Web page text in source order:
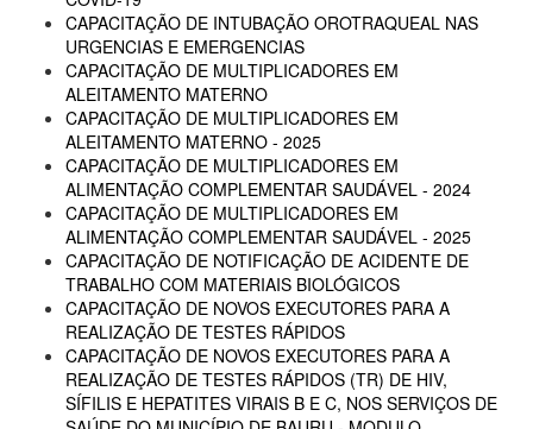
CAPACITAÇÃO DE INTUBAÇÃO OROTRAQUEAL NAS
URGENCIAS E EMERGENCIAS
CAPACITAÇÃO DE MULTIPLICADORES EM
ALEITAMENTO MATERNO
CAPACITAÇÃO DE MULTIPLICADORES EM
ALEITAMENTO MATERNO - 2025
CAPACITAÇÃO DE MULTIPLICADORES EM
ALIMENTAÇÃO COMPLEMENTAR SAUDÁVEL - 2024
CAPACITAÇÃO DE MULTIPLICADORES EM
ALIMENTAÇÃO COMPLEMENTAR SAUDÁVEL - 2025
CAPACITAÇÃO DE NOTIFICAÇÃO DE ACIDENTE DE
TRABALHO COM MATERIAIS BIOLÓGICOS
CAPACITAÇÃO DE NOVOS EXECUTORES PARA A
REALIZAÇÃO DE TESTES RÁPIDOS
CAPACITAÇÃO DE NOVOS EXECUTORES PARA A
REALIZAÇÃO DE TESTES RÁPIDOS (TR) DE HIV,
SÍFILIS E HEPATITES VIRAIS B E C, NOS SERVIÇOS DE